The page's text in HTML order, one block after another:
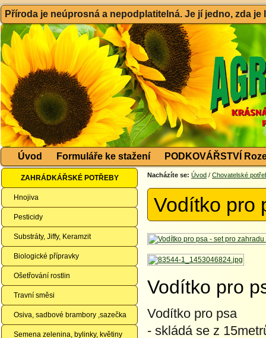
Příroda je neúprosná a nepodplatitelná. Je jí jedno, zda
Úvod Formuláře ke stažení PODKOVÁŘSTVÍ
ZAHRÁDKÁŘSKÉ POTŘEBY
Hnojiva
Pesticidy
Substráty, Jiffy, Keramzit
Biologické přípravky
Ošetřování rostlin
Travní směsi
Osiva, sadbové brambory ,sazečka
Semena zelenina, bylinky, květiny
Nacházíte se: Úvod / Chovatelské
Vodítko pro
Vodítko pro
Vodítko pro psa
- skládá se z